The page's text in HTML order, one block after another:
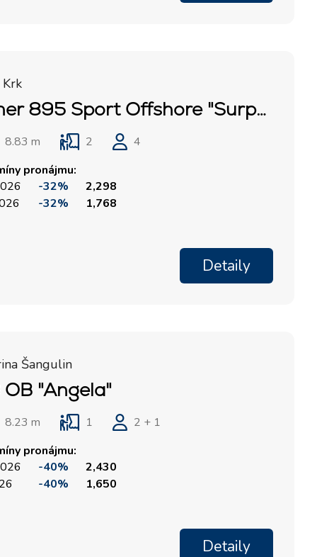
Merry Fisher 895 Sport Offshore "Surprise"
8.83 m 2
4
pronájmu:
-32%
2,298
-32% 1,768
Detaily
Šangulin
"Angela"
8.23 m 1
2 + 1
pronájmu:
-40%
2,430
-40% 1,650
Detaily
ACI Marina Dubrovník,
Komolac
Marina Punat, Krk